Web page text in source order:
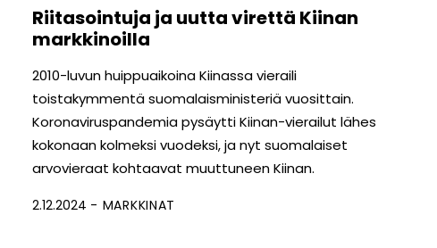
Riitasointuja ja uutta virettä Kiinan
markkinoilla
2010-luvun huippuaikoina Kiinassa vieraili
toistakymmentä suomalaisministeriä vuosittain.
Koronaviruspandemia pysäytti Kiinan-vierailut lähes
kokonaan kolmeksi vuodeksi, ja nyt suomalaiset
arvovieraat kohtaavat muuttuneen Kiinan.
2.12.2024 MARKKINAT